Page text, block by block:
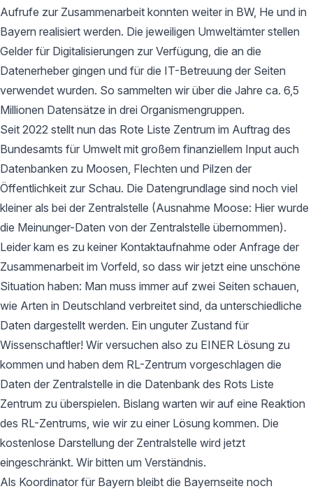
Aufrufe zur Zusammenarbeit konnten weiter in BW, He und in
Bayern realisiert werden. Die jeweiligen Umweltämter stellen
Gelder für Digitalisierungen zur Verfügung, die an die
Datenerheber gingen und für die IT-Betreuung der Seiten
verwendet wurden. So sammelten wir über die Jahre ca. 6,5
Millionen Datensätze in drei Organismengruppen.
Seit 2022 stellt nun das Rote Liste Zentrum im Auftrag des
Bundesamts für Umwelt mit großem finanziellem Input auch
Datenbanken zu Moosen, Flechten und Pilzen der
Öffentlichkeit zur Schau. Die Datengrundlage sind noch viel
kleiner als bei der Zentralstelle (Ausnahme Moose: Hier wurde
die Meinunger-Daten von der Zentralstelle übernommen).
Leider kam es zu keiner Kontaktaufnahme oder Anfrage der
Zusammenarbeit im Vorfeld, so dass wir jetzt eine unschöne
Situation haben: Man muss immer auf zwei Seiten schauen,
wie Arten in Deutschland verbreitet sind, da unterschiedliche
Daten dargestellt werden. Ein unguter Zustand für
Wissenschaftler! Wir versuchen also zu EINER Lösung zu
kommen und haben dem RL-Zentrum vorgeschlagen die
Daten der Zentralstelle in die Datenbank des Rots Liste
Zentrum zu überspielen. Bislang warten wir auf eine Reaktion
des RL-Zentrums, wie wir zu einer Lösung kommen. Die
kostenlose Darstellung der Zentralstelle wird jetzt
eingeschränkt. Wir bitten um Verständnis.
Als Koordinator für Bayern bleibt die Bayernseite noch